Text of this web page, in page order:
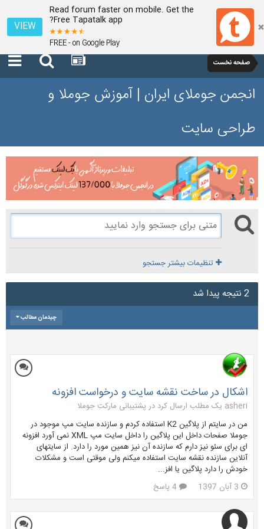
Read forum faster on mobile. Get the
Free Tapatalk app?
FREE - on Google Play
VIEW
صفحه نخست
انجمن جوملای ایران | آموزش جوملا و
طراحی سایت
تنظیمات بیشتر جستجو
2 نتیجه پیدا شد
چیدمان مطالب
اشکال در ساخت نقشه سایت و درخواست افزونه
asheri یک مطلب ارسال کرد در
پشتیبانی مارکت جوملا
من در سایتم از پلاگین K2 استفاده کردم و سازنده سایت مپ موجود در
جوملا صفحات داخل این پلاگین را داخل سایت مپ XML نمی آورد افزونه
ای برای سئو نیز دارم که سازنده آن نیز همین مورد را دارد. از سایتهای
آنلاین سازنده نقشه سایت استفاده میکنم ولی موقتی است و مشکلات
خودش را دارد پلاگین یا افز...
3 آبان 1397